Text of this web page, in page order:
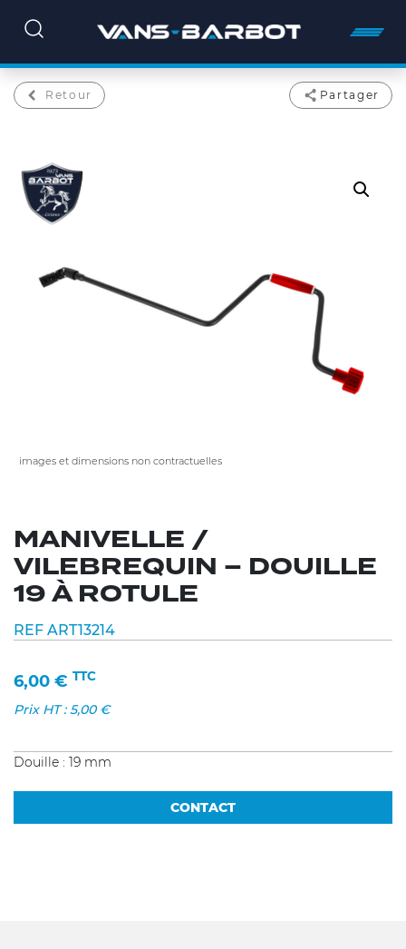
images et dimensions non contractuelles
MANIVELLE /
VILEBREQUIN – DOUILLE
19 À ROTULE
REF ART13214
6,00 € TTC
Prix HT :5,00€
Douille : 19 mm
CONTACT
Retour Partager